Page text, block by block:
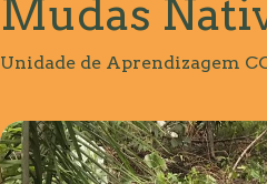
Mudas
Unidade de Aprendizagem